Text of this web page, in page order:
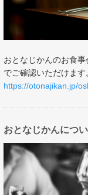
おとなじかんのお食
でご確認いただけます
https://otonajikan.jp/
おとなじかんにつ